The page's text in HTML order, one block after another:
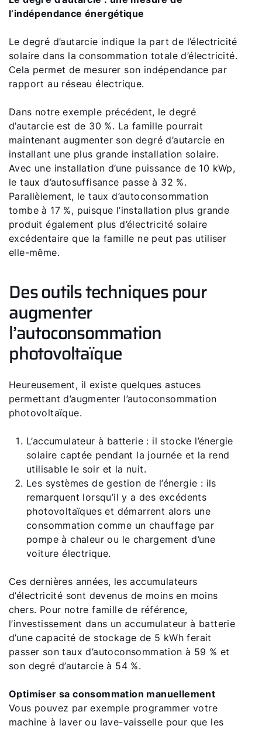
l’indépendance énergétique
Le degré d’autarcie indique la part de l’électricité
solaire dans la consommation totale d’électricité.
Cela permet de mesurer son indépendance par
rapport au réseau électrique.
Dans notre exemple précédent, le degré
d’autarcie est de 30 %. La famille pourrait
maintenant augmenter son degré d’autarcie en
installant une plus grande installation solaire.
Avec une installation d’une puissance de 10 kWp,
le taux d’autosuffisance passe à 32 %.
Parallèlement, le taux d’autoconsommation
tombe à 17 %, puisque l’installation plus grande
produit également plus d’électricité solaire
excédentaire que la famille ne peut pas utiliser
elle-même.
Des outils techniques pour
augmenter
l’autoconsommation
photovoltaïque
Heureusement, il existe quelques astuces
permettant d’augmenter l’autoconsommation
photovoltaïque.
L’accumulateur à batterie : il stocke l’énergie
solaire captée pendant la journée et la rend
utilisable le soir et la nuit.
Les systèmes de gestion de l’énergie : ils
remarquent lorsqu’il y a des excédents
photovoltaïques et démarrent alors une
consommation comme un chauffage par
pompe à chaleur ou le chargement d’une
voiture électrique.
Ces dernières années, les accumulateurs
d’électricité sont devenus de moins en moins
chers. Pour notre famille de référence,
l’investissement dans un accumulateur à batterie
d’une capacité de stockage de 5 kWh ferait
passer son taux d’autoconsommation à 59 % et
son degré d’autarcie à 54 %.
Optimiser sa consommation manuellement
Vous pouvez par exemple programmer votre
machine à laver ou lave-vaisselle pour que les